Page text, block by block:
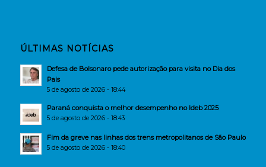
ÚLTIMAS NOTÍCIAS
Defesa de Bolsonaro pede autorização para visita no Dia dos
Pais
5 de agosto de 2026 - 18:44
Paraná conquista o melhor desempenho no Ideb 2025
5 de agosto de 2026 - 18:43
Fim da greve nas linhas dos trens metropolitanos de São Paulo
5 de agosto de 2026 - 18:40